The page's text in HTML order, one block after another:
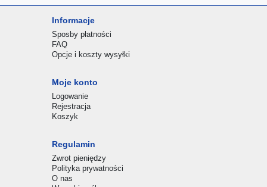
Informacje
Sposby płatności
FAQ
Opcje i koszty wysyłki
Moje konto
Logowanie
Rejestracja
Koszyk
Regulamin
Zwrot pieniędzy
Polityka prywatności
O nas